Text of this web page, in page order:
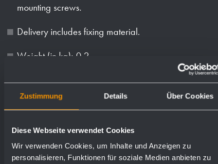
Zustimmung Details Über Cookies
Diese Webseite verwendet Cookies
Wir verwenden Cookies, um Inhalte und Anzeigen zu
personalisieren, Funktionen für soziale Medien anbieten zu
mounting screws.
Delivery includes fixing material.
Weight (in kg): 0.2
Available surfaces Order numbers
satin finished (standard) 700401